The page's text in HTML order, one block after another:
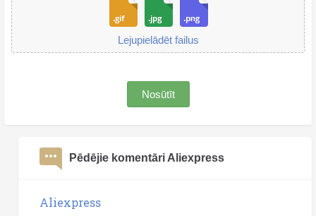
Lejupielādēt failus
Nosūtīt
Pēdējie komentāri Aliexpress
Aliexpress